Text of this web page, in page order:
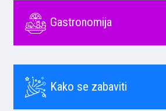
Gastronomija
Kako se zabaviti